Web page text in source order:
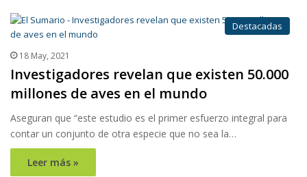
Destacadas
18 May, 2021
Investigadores revelan que existen 50.000
millones de aves en el mundo
Aseguran que “este estudio es el primer esfuerzo integral para
contar un conjunto de otra especie que no sea la…
Leer más »